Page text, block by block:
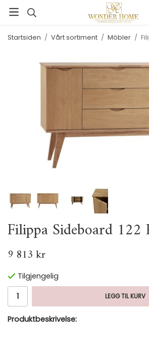
Startsiden / Vårt sortiment / Möbler /
Filippa Sideboard 122
9 813 kr
Tilgjengelig
LEGG TIL KURV
Produktbeskrivelse: